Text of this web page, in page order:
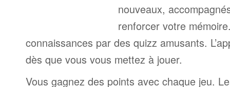
nouveaux,
renforcer votre
connaissances par des quizz amusants.
dès que vous vous mettez à jouer.
Vous gagnez des points avec chaque jeu.